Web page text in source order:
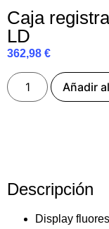
Caja
LD
362,98 €
Añadir
Descripción
Display